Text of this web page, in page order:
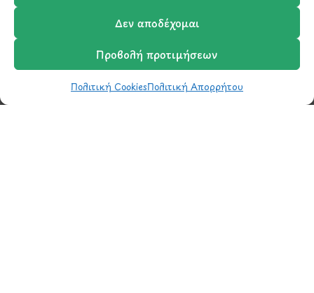
Δεν αποδέχομαι
Προβολή προτιμήσεων
Πολιτική CookiesΠολιτική Απορρήτου
ΚαλάθιΣύγκριση
Ο Λογαριασμός μου